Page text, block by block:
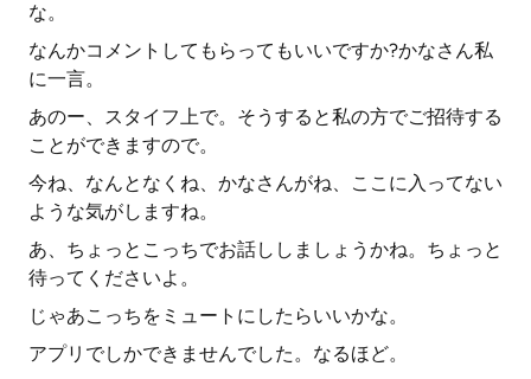
な。
なんかコメントしてもらってもいいですか?かなさん私
に一言。
あのー、スタイフ上で。そうすると私の方でご招待する
ことができますので。
今ね、なんとなくね、かなさんがね、ここに入ってない
ような気がしますね。
あ、ちょっとこっちでお話ししましょうかね。ちょっと
待ってくださいよ。
じゃあこっちをミュートにしたらいいかな。
アプリでしかできませんでした。なるほど。